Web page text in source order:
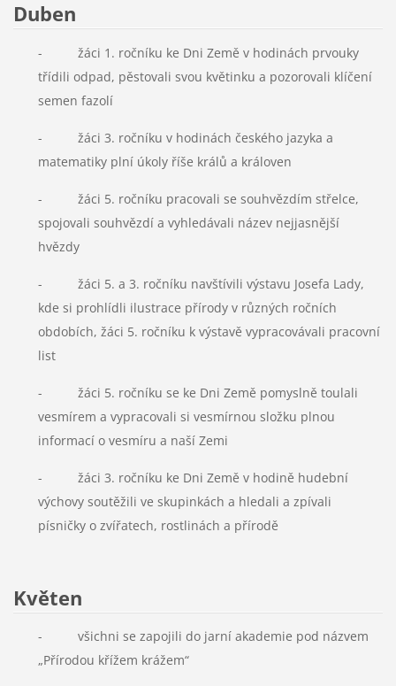
Duben
- žáci 1. ročníku ke Dni Země v hodinách prvouky
třídili odpad, pěstovali svou květinku a pozorovali klíčení
semen fazolí
- žáci 3. ročníku v hodinách českého jazyka a
matematiky plní úkoly říše králů a královen
- žáci 5. ročníku pracovali se souhvězdím střelce,
spojovali souhvězdí a vyhledávali název nejjasnější
hvězdy
- žáci 5. a 3. ročníku navštívili výstavu Josefa Lady,
kde si prohlídli ilustrace přírody v různých ročních
obdobích, žáci 5. ročníku k výstavě vypracovávali pracovní
list
- žáci 5. ročníku se ke Dni Země pomyslně toulali
vesmírem a vypracovali si vesmírnou složku plnou
informací o vesmíru a naší Zemi
- žáci 3. ročníku ke Dni Země v hodině hudební
výchovy soutěžili ve skupinkách a hledali a zpívali
písničky o zvířatech, rostlinách a přírodě
Květen
- všichni se zapojili do jarní akademie pod názvem
„Přírodou křížem krážem“